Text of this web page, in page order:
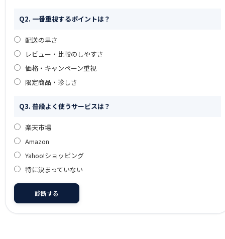
Q2. 一番重視するポイントは？
配送の早さ
レビュー・比較のしやすさ
価格・キャンペーン重視
限定商品・珍しさ
Q3. 普段よく使うサービスは？
楽天市場
Amazon
Yahoo!ショッピング
特に決まっていない
診断する